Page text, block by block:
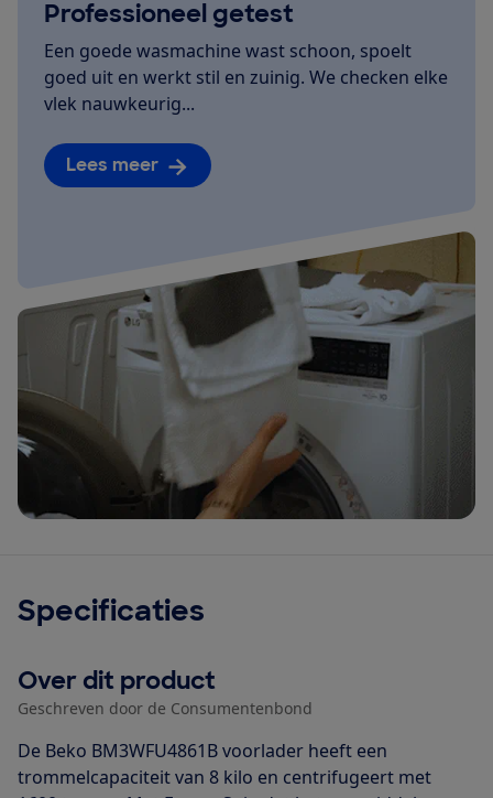
Professioneel getest
Een goede wasmachine wast schoon, spoelt
goed uit en werkt stil en zuinig. We checken elke
vlek nauwkeurig...
Lees meer
Specificaties
Over dit product
Geschreven door de Consumentenbond
De Beko BM3WFU4861B voorlader heeft een
trommelcapaciteit van 8 kilo en centrifugeert met